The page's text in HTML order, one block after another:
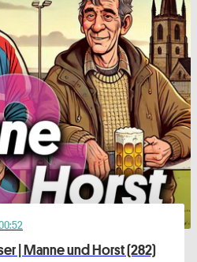
| Manne und Horst (282)